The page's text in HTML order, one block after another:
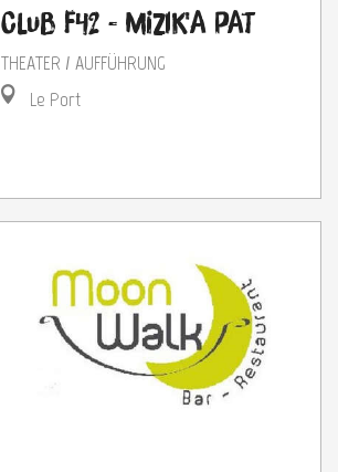
Club F42 - Mizik'A Pat
THEATER / AUFFÜHRUNG
Le Port